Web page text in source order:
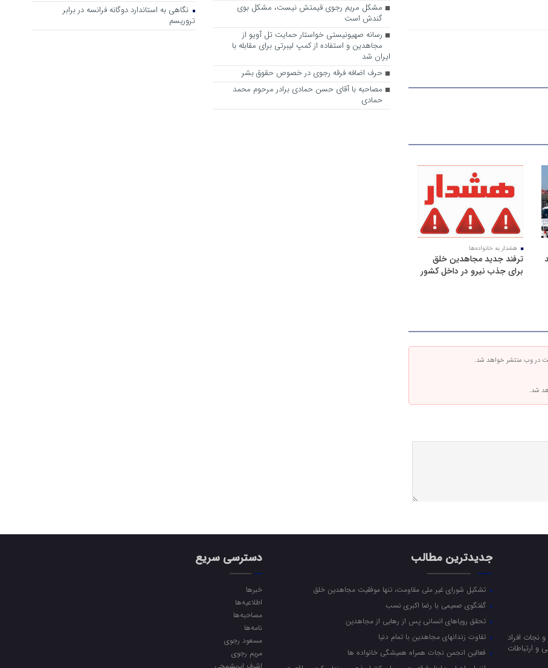
هشدار به خانواده‌ها
ترفند جدید مجاهدین خلق
برای جذب نیرو در داخل کشور
در وب منتشر خواهد شد.
شد.
مشکل مریم رجوی قیمتش نیست، مشکل بوی
گندش است
رسانه صهیونیستی خواستار حمایت تل آویو از
مجاهدین و استفاده از کمپ لیبرتی برای مقابله با
ایران شد
حرف اضافه فرقه رجوی در خصوص حقوق بشر
مصاحبه با آقای حسن حمادی برادر مرحوم محمد
حمادی
نگاهی به استاندارد دوگانه فرانسه در برابر
تروریسم
نجات افراد
ارتباطات
جدیدترین مطالب
تشکیل شورای غیر ملی مقاومت، تنها موفقیت مجاهدین خلق
گفتگوی صمیمی با رضا اکبری نسب
تحقق رویاهای انسانی پس از رهایی از مجاهدین
تفاوت زندانهای مجاهدین با تمام دنیا
فعالین انجمن نجات همراه همیشگی خانواده ها
دسترسی سریع
خبرها
اطلاعیه‌ها
مصاحبه‌ها
نامه‌ها
مسعود رجوی
مریم رجوی